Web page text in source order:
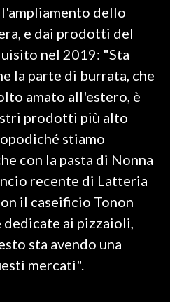
dello
e dai prodotti del
nel 2019: "Sta
la parte di burrata, che
amato all'estero, è
prodotti più alto
stiamo
con la pasta di Nonna
recente di Latteria
il caseificio Tonon
ai pizzaioli,
sta avendo una
mercati".